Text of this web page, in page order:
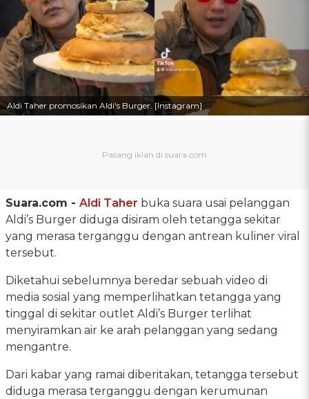
Aldi Taher promosikan Aldi's Burger. [Instagram]
Suara.com - Aldi Taher buka suara usai pelanggan
Aldi’s Burger diduga disiram oleh tetangga sekitar
yang merasa terganggu dengan antrean kuliner viral
tersebut.
Diketahui sebelumnya beredar sebuah video di
media sosial yang memperlihatkan tetangga yang
tinggal di sekitar outlet Aldi’s Burger terlihat
menyiramkan air ke arah pelanggan yang sedang
mengantre.
Dari kabar yang ramai diberitakan, tetangga tersebut
diduga merasa terganggu dengan kerumunan